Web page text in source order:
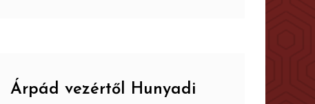
Árpád vezértől Hunyadi